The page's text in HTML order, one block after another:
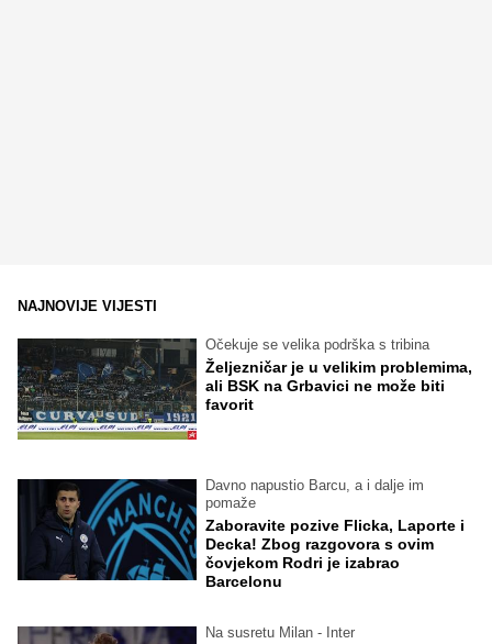
NAJNOVIJE VIJESTI
Očekuje se velika podrška s tribina
Željezničar je u velikim problemima,
ali BSK na Grbavici ne može biti
favorit
Davno napustio Barcu, a i dalje im
pomaže
Zaboravite pozive Flicka, Laporte i
Decka! Zbog razgovora s ovim
čovjekom Rodri je izabrao
Barcelonu
Na susretu Milan - Inter